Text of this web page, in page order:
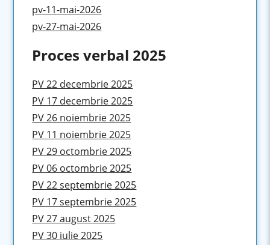
pv-11-mai-2026
pv-27-mai-2026
Proces verbal 2025
PV 22 decembrie 2025
PV 17 decembrie 2025
PV 26 noiembrie 2025
PV 11 noiembrie 2025
PV 29 octombrie 2025
PV 06 octombrie 2025
PV 22 septembrie 2025
PV 17 septembrie 2025
PV 27 august 2025
PV 30 iulie 2025